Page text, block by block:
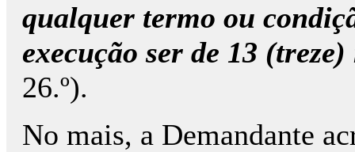
qualquer termo ou
execução ser de 13 (treze)
26.º).
No mais, a Demandante